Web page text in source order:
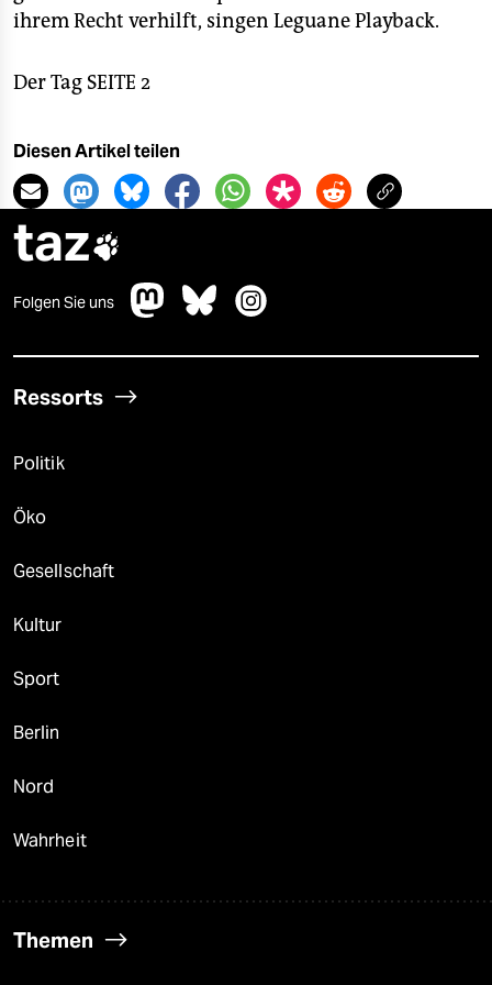
ihrem Recht verhilft, singen Leguane Playback.
Der Tag SEITE 2
Diesen Artikel teilen
taz
Folgen Sie uns
Ressorts
Politik
Öko
Gesellschaft
Kultur
Sport
Berlin
Nord
Wahrheit
Themen